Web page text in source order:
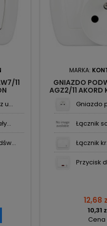
11
u...
MARKA:
GNIAZDO
AGZ2/11 AKORD
Gniazdo
Łącznik
Łącznik
Przycisk
12,68
10,31
Cena